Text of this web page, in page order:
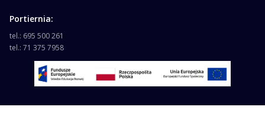
Portiernia:
tel.: 695 500 261
tel.: 71 375 7958